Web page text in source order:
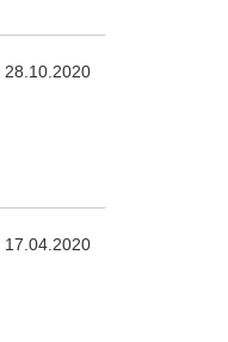
28.10.2020
17.04.2020